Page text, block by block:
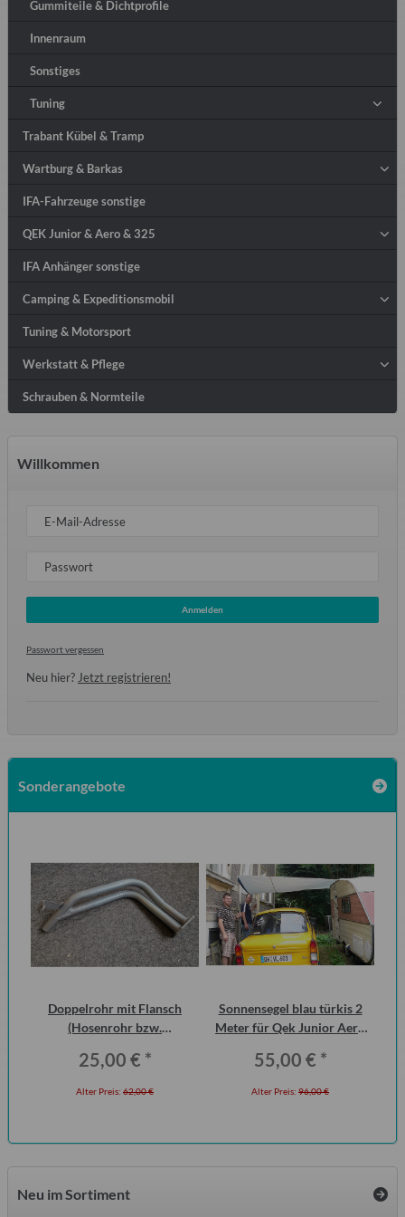
Gummiteile & Dichtprofile
Innenraum
Sonstiges
Tuning
Trabant Kübel & Tramp
Wartburg & Barkas
IFA-Fahrzeuge sonstige
QEK Junior & Aero & 325
IFA Anhänger sonstige
Camping & Expeditionsmobil
Tuning & Motorsport
Werkstatt & Pflege
Schrauben & Normteile
Willkommen
E-Mail-Adresse
Passwort
Anmelden
Passwort vergessen
Neu hier?Jetzt registrieren!
Sonderangebote
Doppelrohr mit Flansch
(Hosenrohr bzw.
(ohne KAT)
25,00 € *
Alter Preis: 62,00 €
Sonnensegel blau türkis 2
Meter für Qek Junior Aero
55,00 € *
Alter Preis: 96,00 €
Neu im Sortiment